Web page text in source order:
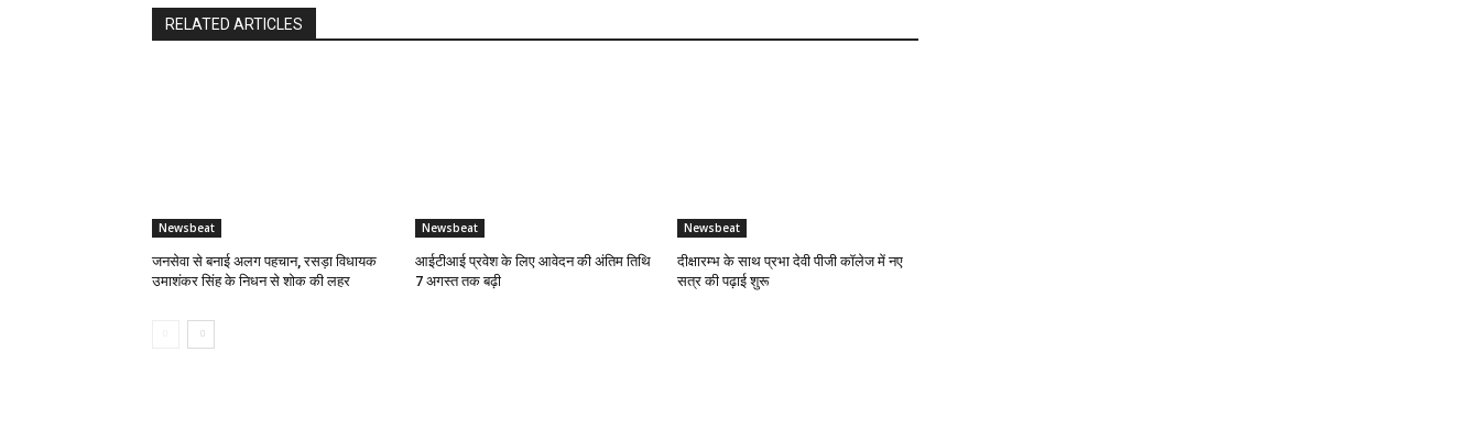
RELATED ARTICLES
Newsbeat
जनसेवा से बनाई अलग पहचान, रसड़ा विधायक
उमाशंकर सिंह के निधन से शोक की लहर
Newsbeat
आईटीआई प्रवेश के लिए आवेदन की अंतिम तिथि
7 अगस्त तक बढ़ी
Newsbeat
दीक्षारम्भ के साथ प्रभा देवी पीजी कॉलेज में नए
सत्र की पढ़ाई शुरू